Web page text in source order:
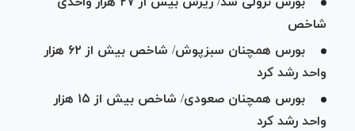
شاخص
بورس همچنان سبزپوش/ شاخص بیش از ۶۲ هزار
واحد رشد کرد
بورس همچنان صعودی/ شاخص بیش از ۱۵ هزار
واحد رشد کرد